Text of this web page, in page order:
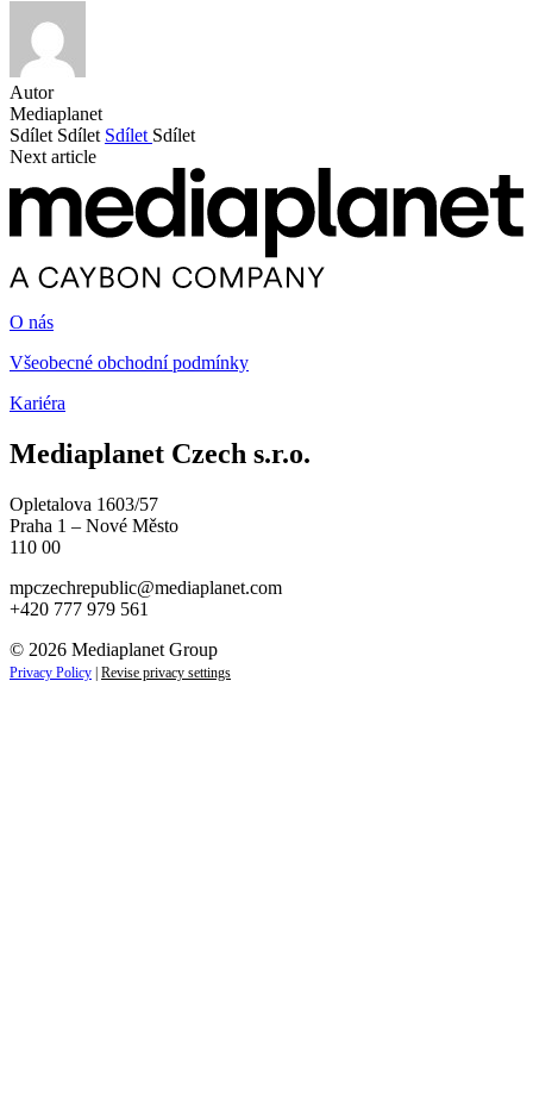
Autor
Mediaplanet
Sdílet Sdílet Sdílet Sdílet
Next article
O nás
Všeobecné obchodní podmínky
Kariéra
Mediaplanet Czech s.r.o.
Opletalova 1603/57
Praha 1 – Nové Město
110 00
mpczechrepublic@mediaplanet.com
+420 777 979 561
© 2026 Mediaplanet Group
Privacy Policy | Revise privacy settings